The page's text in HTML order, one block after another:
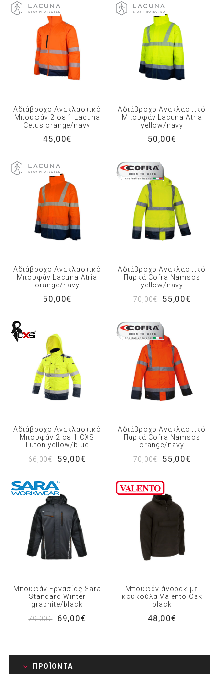
Αδιάβροχο Ανακλαστικό
Μπουφάν 2 σε 1 Lacuna
Cetus orange/navy
45,00€
Αδιάβροχο Ανακλαστικό
Μπουφάν Lacuna Atria
yellow/navy
50,00€
Αδιάβροχο Ανακλαστικό
Μπουφάν Lacuna Atria
orange/navy
50,00€
Αδιάβροχο Ανακλαστικό
Παρκά Cofra Namsos
yellow/navy
70,00€
55,00€
Αδιάβροχο Ανακλαστικό
Μπουφάν 2 σε 1 CXS
Luton yellow/blue
66,00€
59,00€
Αδιάβροχο Ανακλαστικό
Παρκά Cofra Namsos
orange/navy
70,00€
55,00€
Μπουφάν Εργασίας Sara
Standard Winter
graphite/black
79,00€
69,00€
Μπουφάν άνορακ με
κουκούλα Valento Oak
black
48,00€
ΠΡΟΪΌΝΤΑ